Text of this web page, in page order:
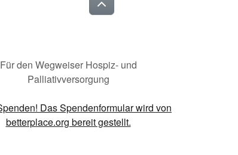
Für den Wegweiser Hospiz- und
Palliativversorgung